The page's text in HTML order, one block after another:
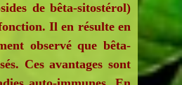
de bêta-sitostérol)
Il en résulte en
observé que bêta-
Ces avantages sont